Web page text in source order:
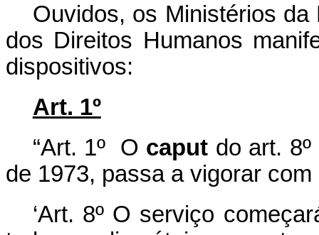
Ouvidos, os Ministérios
dos Direitos Humanos
dispositivos:
Art. 1º
“Art. 1º O caput do art.
de 1973, passa a vigorar
‘Art. 8º O serviço